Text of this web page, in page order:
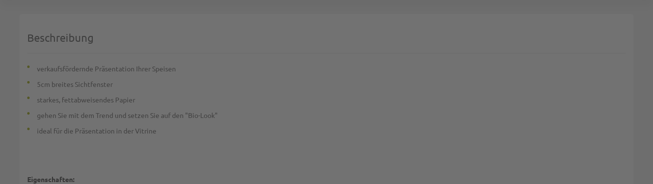
Beschreibung
verkaufsfördernde Präsentation Ihrer Speisen
5cm breites Sichtfenster
starkes, fettabweisendes Papier
gehen Sie mit dem Trend und setzen Sie auf den "Bio-Look"
ideal für die Präsentation in der Vitrine
Eigenschaften: